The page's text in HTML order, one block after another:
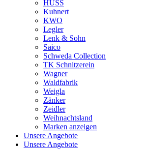
HUSS
Kuhnert
KWO
Legler
Lenk & Sohn
Saico
Schweda Collection
TK Schnitzerein
Wagner
Waldfabrik
Weigla
Zänker
Zeidler
Weihnachtsland
Marken anzeigen
Unsere Angebote
Unsere Angebote